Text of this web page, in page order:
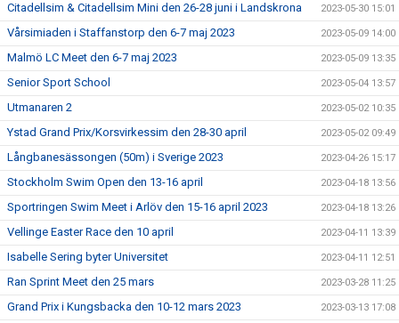
Citadellsim & Citadellsim Mini den 26-28 juni i Landskrona 2023-05-30 15:01
Vårsimiaden i Staffanstorp den 6-7 maj 2023 2023-05-09 14:00
Malmö LC Meet den 6-7 maj 2023 2023-05-09 13:35
Senior Sport School 2023-05-04 13:57
Utmanaren 2 2023-05-02 10:35
Ystad Grand Prix/Korsvirkessim den 28-30 april 2023-05-02 09:49
Långbanesässongen (50m) i Sverige 2023 2023-04-26 15:17
Stockholm Swim Open den 13-16 april 2023-04-18 13:56
Sportringen Swim Meet i Arlöv den 15-16 april 2023 2023-04-18 13:26
Vellinge Easter Race den 10 april 2023-04-11 13:39
Isabelle Sering byter Universitet 2023-04-11 12:51
Ran Sprint Meet den 25 mars 2023-03-28 11:25
Grand Prix i Kungsbacka den 10-12 mars 2023 2023-03-13 17:08